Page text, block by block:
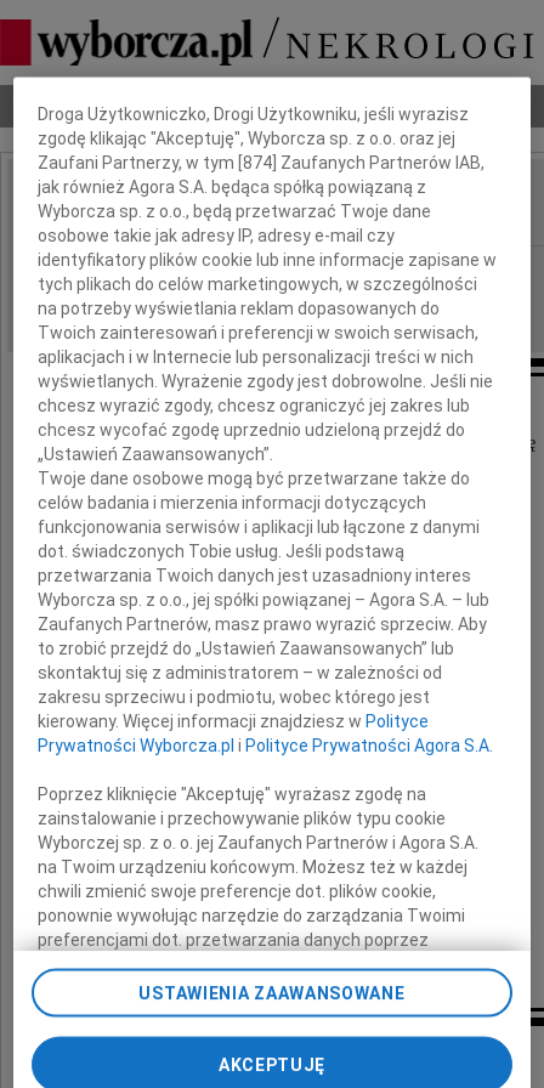
Nekrologi Odeszli Poradnik pogrzebowy
IMIĘ I NAZWISKO: Dorota Okrasa
REGION: Warszawa
DATA EMISJI: 04.03.2010
Ze smutkiem żegnamy naszą drogą Koleżankę
Dorotę Okrasę
koledzy lekarze ze Szpitala w Zagórzu
Janku
łączymy się z Tobą w żalu.
Inne kondolencje
Dbamy o Twoją prywatność
Droga Użytkowniczko, Drogi Użytkowniku, jeśli wyrazisz
zgodę klikając "Akceptuję", Wyborcza sp. z o.o. oraz jej
Zaufani Partnerzy, w tym [874] Zaufanych Partnerów IAB,
jak również Agora S.A. będąca spółką powiązaną z
Wyborcza sp. z o.o., będą przetwarzać Twoje dane
osobowe takie jak adresy IP, adresy e-mail czy
identyfikatory plików cookie lub inne informacje zapisane w
tych plikach do celów marketingowych, w szczególności
na potrzeby wyświetlania reklam dopasowanych do
Twoich zainteresowań i preferencji w swoich serwisach,
aplikacjach i w Internecie lub personalizacji treści w nich
wyświetlanych. Wyrażenie zgody jest dobrowolne. Jeśli nie
chcesz wyrazić zgody, chcesz ograniczyć jej zakres lub
chcesz wycofać zgodę uprzednio udzieloną przejdź do
„Ustawień Zaawansowanych”.
Twoje dane osobowe mogą być przetwarzane także do
celów badania i mierzenia informacji dotyczących
funkcjonowania serwisów i aplikacji lub łączone z danymi
dot. świadczonych Tobie usług. Jeśli podstawą
przetwarzania Twoich danych jest uzasadniony interes
Wyborcza sp. z o.o., jej spółki powiązanej – Agora S.A. – lub
Zaufanych Partnerów, masz prawo wyrazić sprzeciw. Aby
to zrobić przejdź do „Ustawień Zaawansowanych” lub
skontaktuj się z administratorem – w zależności od
zakresu sprzeciwu i podmiotu, wobec którego jest
kierowany. Więcej informacji znajdziesz wPolityce
Prywatności Wyborcza.pl iPolityce Prywatności Agora S.A.
Poprzez kliknięcie "Akceptuję" wyrażasz zgodę na
zainstalowanie i przechowywanie plików typu cookie
Wyborczej sp. z o. o. jej Zaufanych Partnerów i Agora S.A.
na Twoim urządzeniu końcowym. Możesz też w każdej
chwili zmienić swoje preferencje dot. plików cookie,
ponownie wywołując narzędzie do zarządzania Twoimi
preferencjami dot. przetwarzania danych poprzez
odnośnik „Ustawienia prywatności” w stopce serwisu i
przechodząc do sekcji „Ustawienia zaawansowane”.
Zmiana ustawień plików cookie możliwa jest także za
pomocą ustawień przeglądarki.
USTAWIENIA ZAAWANSOWANE
AKCEPTUJĘ